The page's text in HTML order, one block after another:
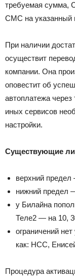
требуемая сумма,
СМС на указанный
При наличии
осуществит
компании. Она
оповестит об
автоплатежа
иных сервисов
настройки.
Существующие
верхний
нижний предел
у Билайна
Теле2 — на 10,
ограничений
как: НСС,
Процедура